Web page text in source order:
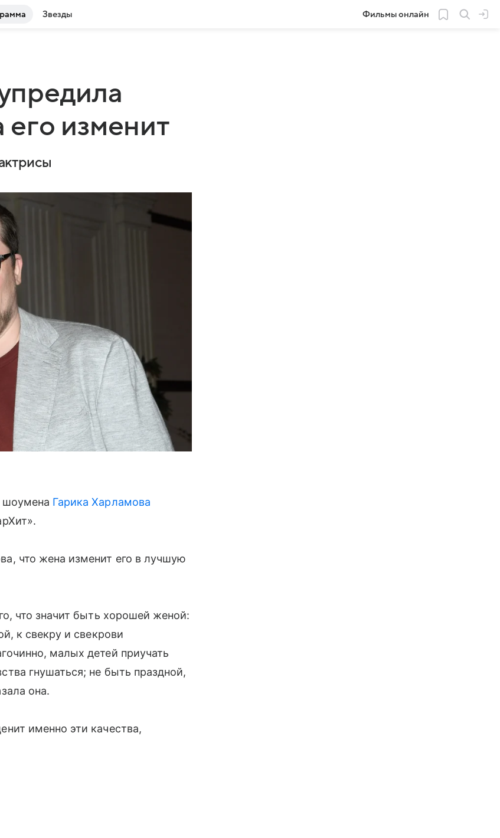
Звезды Фильмы онлайн
изменит
шоумена Гарика Харламова
что жена изменит его в лучшую
что значит быть хорошей женой:
к свекру и свекрови
малых детей приучать
гнушаться; не быть праздной,
она.
именно эти качества,